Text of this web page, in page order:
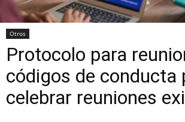
Otros
Protocolo para
códigos de conducta
celebrar reuniones